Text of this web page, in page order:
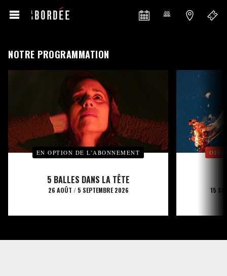
NOTRE PROGRAMMATION
EN OPTION DE L’ABONNEMENT
5 BALLES DANS LA TÊTE
26 AOÛT /5 SEPTEMBRE 2026 15